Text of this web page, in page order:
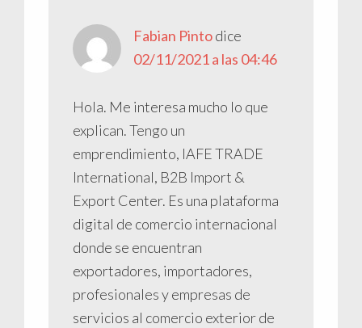
lectores
Fabian Pintodice
02/11/2021 a las 04:46
Hola. Me interesa mucho lo que
explican. Tengo un
emprendimiento, IAFE TRADE
International, B2B Import &
Export Center. Es una plataforma
digital de comercio internacional
donde se encuentran
exportadores, importadores,
profesionales y empresas de
servicios al comercio exterior de